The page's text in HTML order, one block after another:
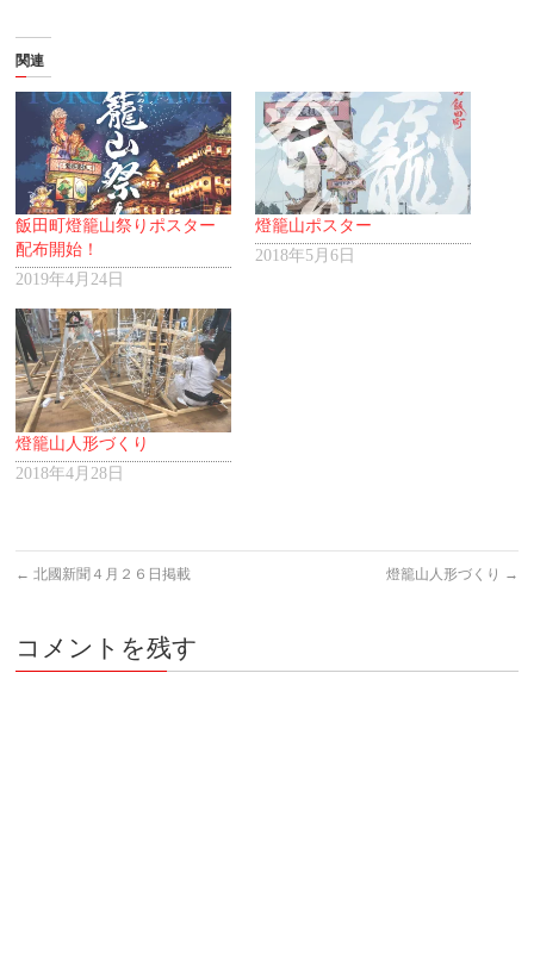
関連
飯田町燈籠山祭りポスター
配布開始！
2019年4月24日
燈籠山ポスター
2018年5月6日
燈籠山人形づくり
2018年4月28日
← 北國新聞４月２６日掲載 燈籠山人形づくり →
コメントを残す